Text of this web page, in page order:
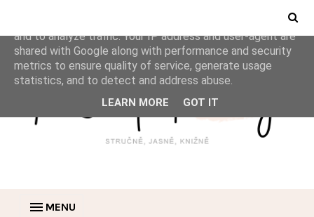
MENU
This site uses cookies from Google to deliver its services
and to analyze traffic. Your IP address and user-agent are
shared with Google along with performance and security
metrics to ensure quality of service, generate usage
statistics, and to detect and address abuse.
LEARN MORE GOT IT